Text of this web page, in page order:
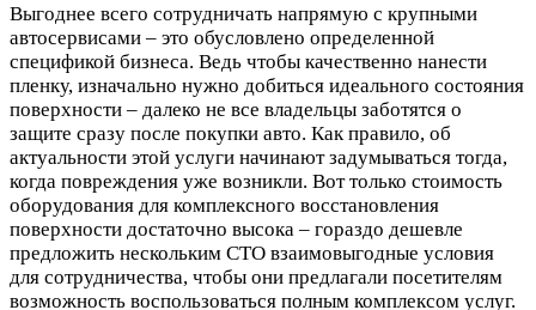
Выгоднее всего сотрудничать напрямую с крупными
автосервисами – это обусловлено определенной
спецификой бизнеса. Ведь чтобы качественно нанести
пленку, изначально нужно добиться идеального состояния
поверхности – далеко не все владельцы заботятся о
защите сразу после покупки авто. Как правило, об
актуальности этой услуги начинают задумываться тогда,
когда повреждения уже возникли. Вот только стоимость
оборудования для комплексного восстановления
поверхности достаточно высока – гораздо дешевле
предложить нескольким СТО взаимовыгодные условия
для сотрудничества, чтобы они предлагали посетителям
возможность воспользоваться полным комплексом услуг.